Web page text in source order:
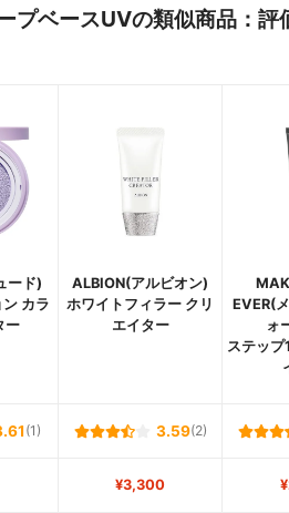
プベースUVの類似商品：評
ード)
カラ
ー
ALBION(アルビオン)
ホワイトフィラー クリ
エイター
EVER(
ォ
ステップ
(1) 3.59(2)
¥3,300